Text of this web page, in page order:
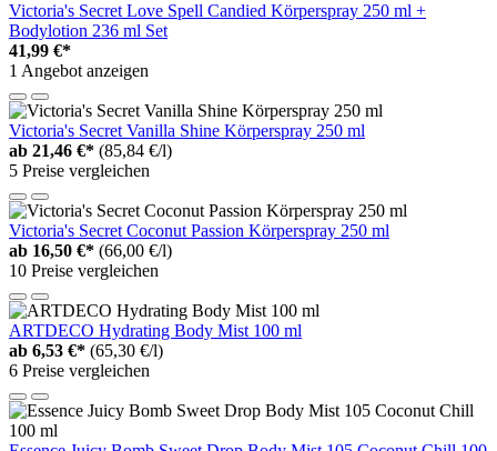
Victoria's Secret Love Spell Candied Körperspray 250 ml +
Bodylotion 236 ml Set
41,99 €*
1 Angebot anzeigen
Victoria's Secret Vanilla Shine Körperspray 250 ml
ab 21,46 €* (85,84 €/l)
5 Preise vergleichen
Victoria's Secret Coconut Passion Körperspray 250 ml
ab 16,50 €* (66,00 €/l)
10 Preise vergleichen
ARTDECO Hydrating Body Mist 100 ml
ab 6,53 €* (65,30 €/l)
6 Preise vergleichen